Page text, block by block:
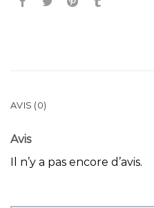
AVIS (0)
Avis
Il n’y a pas encore d’avis.